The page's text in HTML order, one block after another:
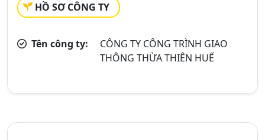
HỒ SƠ CÔNG TY
Tên công ty:
CÔNG TY CÔNG TRÌNH GIAO
THÔNG THỪA THIÊN HUẾ